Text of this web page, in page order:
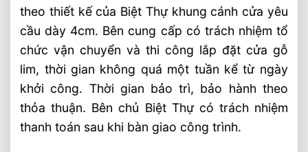
theo thiết kế của Biệt Thự khung cánh cửa yêu
cầu dày 4cm. Bên cung cấp có trách nhiệm tổ
chức vận chuyển và thi công lắp đặt cửa gỗ
lim, thời gian không quá một tuần kể từ ngày
khởi công. Thời gian bảo trì, bảo hành theo
thỏa thuận. Bên chủ Biệt Thự có trách nhiệm
thanh toán sau khi bàn giao công trình.